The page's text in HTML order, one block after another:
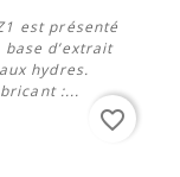
est présenté
d’extrait
hydres.
:...
favorite_border